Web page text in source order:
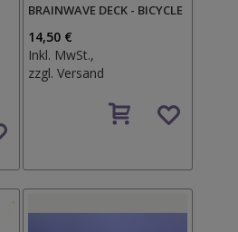
BRAINWAVE DECK - BICYCLE
14,50 €
Inkl. MwSt.,
zzgl.Versand
den